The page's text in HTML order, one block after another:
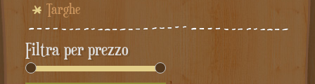
Targhe
Filtra per prezzo